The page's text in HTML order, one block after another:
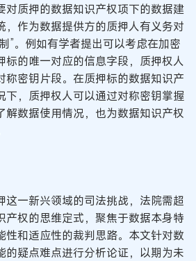
对质押的数据知识产权项下的数据建
，作为数据提供方的质押人有义务对
”。例如有学者提出可以考虑在加密
标的唯一对应的信息字段，质押权人
称密钥片段。在质押标的数据知识产
下，质押权人可以通过对称密钥掌握
解数据使用情况，也为数据知识产权
这一新兴领域的司法挑战，法院需超
产权的思维定式，聚焦于数据本身特
性和适应性的裁判思路。本文针对数
的疑点难点进行分析论证，以期为未